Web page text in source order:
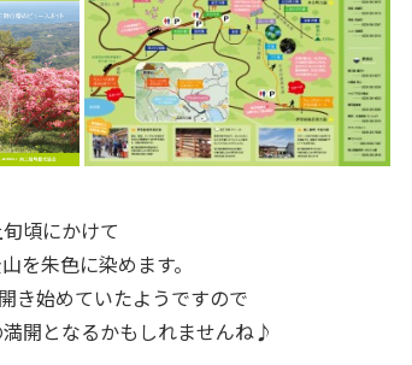
頃にかけて
を朱色に染めます。
き始めていたようですので
開となるかもしれませんね♪